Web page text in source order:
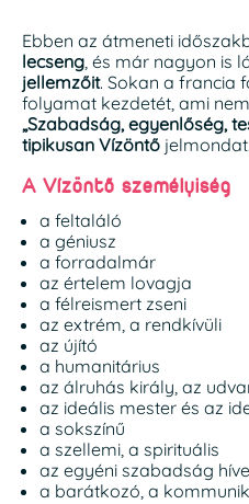
Ebben az átmeneti
lecseng, és már nagyon is
jellemzőit. Sokan a francia
folyamat kezdetét, ami
„Szabadság, egyenlőség,
tipikusan Vízöntő jelmondat.
A Vízöntő személyiség
a feltaláló
a géniusz
a forradalmár
az értelem lovagja
a félreismert zseni
az extrém, a rendkívüli
az újító
a humanitárius
az álruhás király, az
az ideális mester és az
a sokszínű
a szellemi, a spirituális
az egyéni szabadság híve
a barátkozó, a